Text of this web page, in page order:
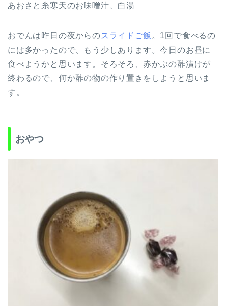
あおさと糸寒天のお味噌汁、白湯
おでんは昨日の夜からのスライドご飯 。1回で食べるの
には多かったので、もう少しあります。今日のお昼に
食べようかと思います。そろそろ、赤かぶの酢漬けが
終わるので、何か酢の物の作り置きをしようと思いま
す。
おやつ